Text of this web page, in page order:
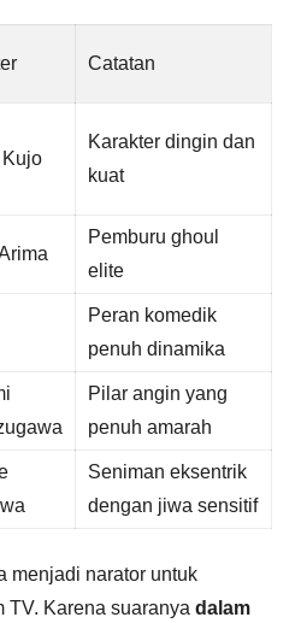
Catatan
Karakter dingin dan
kuat
Pemburu ghoul
elite
Peran komedik
penuh dinamika
Pilar angin yang
penuh amarah
Seniman eksentrik
dengan jiwa sensitif
menjadi narator untuk
TV. Karena suaranya dalam